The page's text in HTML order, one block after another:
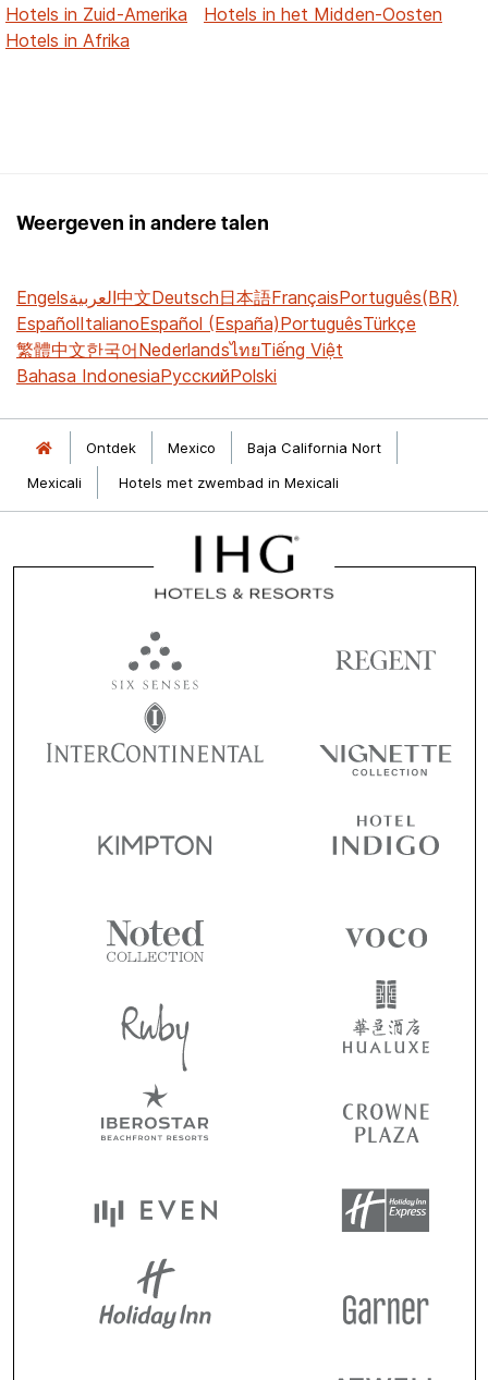
Hotels in Zuid-Amerika
Hotels in het Midden-Oosten
Hotels in Afrika
Weergeven in andere talen
Engelsالعربية中文Deutsch日本語FrançaisPortuguês(BR)
EspañolItalianoEspañol (España)PortuguêsTürkçe
繁體中文한국어NederlandsไทยTiếng Việt
Bahasa IndonesiaРусскийPolski
Ontdek Mexico
Baja California Nort
Mexicali
Hotels met zwembad in Mexicali